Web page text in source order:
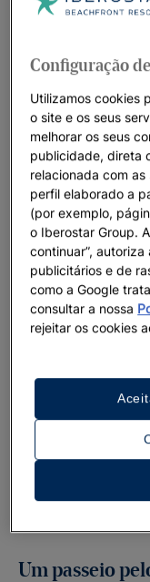
Um passeio
Configuração
Utilizamos cookies
o site e os seus
melhorar os seus
publicidade, direta
relacionada com
perfil elaborado a
(por exemplo,
o Iberostar Group.
continuar”,
publicitários e de
como a Google
consultar a nossa
rejeitar os cookies